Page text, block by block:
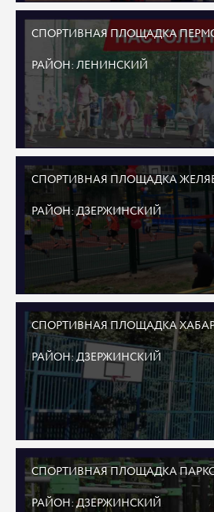
СПОРТИВНАЯ ПЛОЩАДКА
РАЙОН: ЛЕНИНСКИЙ
СПОРТИВНАЯ ПЛОЩАДКА
РАЙОН: ДЗЕРЖИНСКИЙ
СПОРТИВНАЯ ПЛОЩАДКА
РАЙОН: ДЗЕРЖИНСКИЙ
СПОРТИВНАЯ ПЛОЩАДКА
РАЙОН: ДЗЕРЖИНСКИЙ